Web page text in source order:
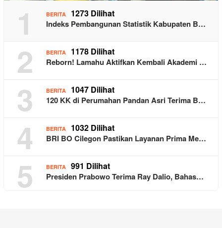
1 BERITA 1273 Dilihat
Indeks Pembangunan Statistik Kabupaten B…
2 BERITA 1178 Dilihat
Reborn! Lamahu Aktifkan Kembali Akademi …
3 BERITA 1047 Dilihat
120 KK di Perumahan Pandan Asri Terima B…
4 BERITA 1032 Dilihat
BRI BO Cilegon Pastikan Layanan Prima Me…
5 BERITA 991 Dilihat
Presiden Prabowo Terima Ray Dalio, Bahas…